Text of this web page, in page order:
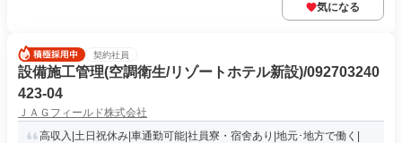
気になる
契約社員
設備施工管理(空調衛生/リゾートホテル新設)/092703240
423-04
ＪＡＧフィールド株式会社
高収入|土日祝休み|車通勤可能|社員寮・宿舍あり|地元･地方で働く|